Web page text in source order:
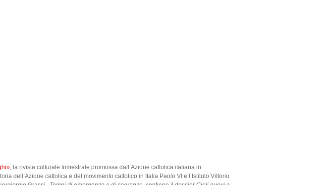
, la rivista culturale trimestrale promossa dall’Azione cattolica italiana in
dell’Azione cattolica e del movimento cattolico in Italia Paolo VI e l’Istituto Vittorio